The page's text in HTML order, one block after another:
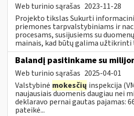
Web turinio sąrašas 2023-11-28
Projekto tikslas Sukurti
priemones tarpvalstybiniams ir
procesams, susijusiems su
mainais, kad būtų galima užtikrinti
Balandį pasitinkame su
Web turinio sąrašas 2025-04-01
Valstybinė mokesčių inspekcija
naujausiais duomenis daugiau nei
deklaravo pernai gautas pajamas:
pateikė...